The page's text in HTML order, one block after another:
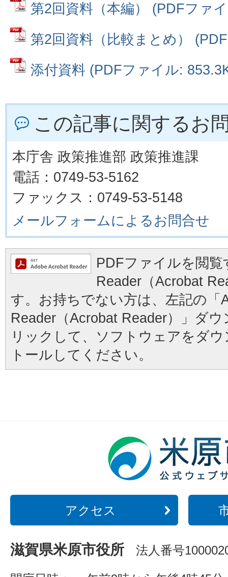
第2回資料（本編） (PDFファ
第2回資料（比較まとめ）
添付資料 (PDFファイル:
この記事に関するお
本庁舎 政策推進部 政策推進課
電話：0749-53-5162
ファックス：0749-53-5148
メールフォームによるお問合せ
PDFファイルを閲
Reader（Acrobat
す。お持ちでない方は、左記の「
Reader（Acrobat Reader）」ダ
リックして、ソフトウェアをダ
トールしてください。
アクセス
滋賀県米原市役所 法人番号